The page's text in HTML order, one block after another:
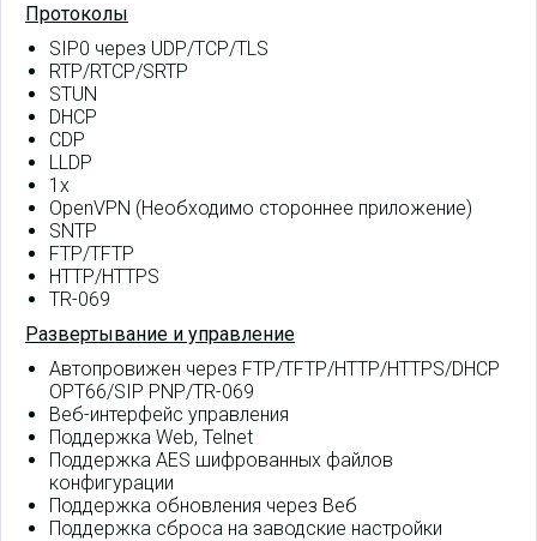
Протоколы
SIP0 через UDP/TCP/TLS
RTP/RTCP/SRTP
STUN
DHCP
CDP
LLDP
1x
OpenVPN (Необходимо стороннее приложение)
SNTP
FTP/TFTP
HTTP/HTTPS
TR-069
Развертывание и управление
Автопровижен через FTP/TFTP/HTTP/HTTPS/DHCP
OPT66/SIP PNP/TR-069
Веб-интерфейс управления
Поддержка Web, Telnet
Поддержка AES шифрованных файлов
конфигурации
Поддержка обновления через Веб
Поддержка сброса на заводские настройки